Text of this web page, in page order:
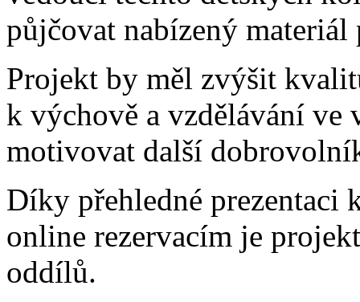
půjčovat nabízený
Projekt by měl zvýšit
k výchově a vzdělávání ve
motivovat další
Díky přehledné prezentaci
online rezervacím je
oddílů.